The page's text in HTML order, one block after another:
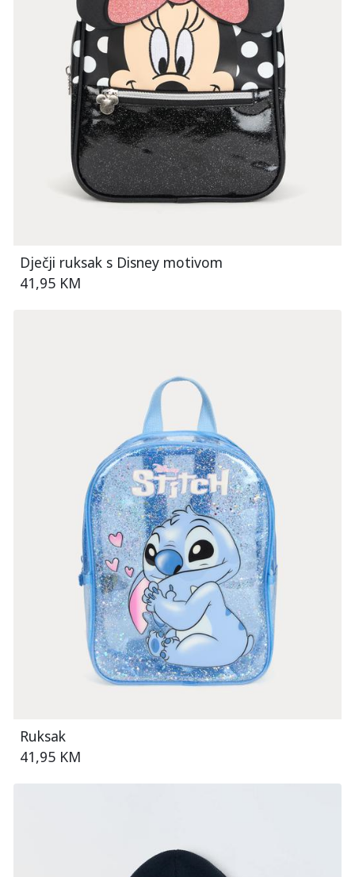
Dječji ruksak s Disney motivom
41,95 KM
Ruksak
41,95 KM